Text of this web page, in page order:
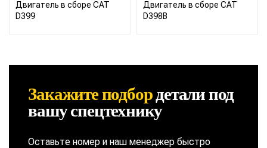
Двигатель в сборе CAT
D399
Двигатель в сборе CAT
D398B
Закажите подбордеталипод
вашу спецтехнику
Оставьте номер и наш менеджер быстро